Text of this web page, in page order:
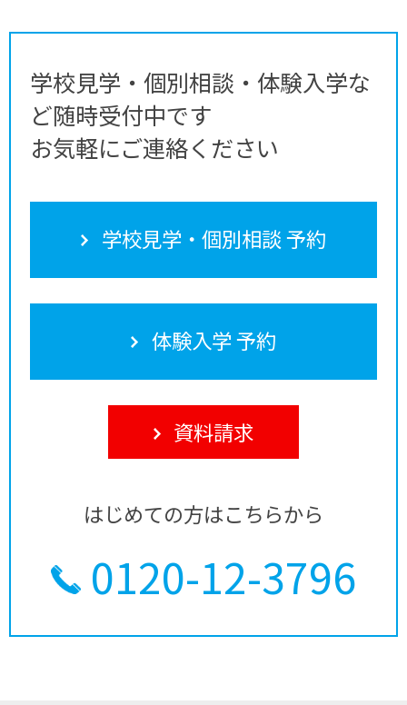
学校見学・個別相談・体験入学な
ど随時受付中です
お気軽にご連絡ください
学校見学・個別相談 予約
体験入学 予約
資料請求
はじめての方はこちらから
0120-12-3796